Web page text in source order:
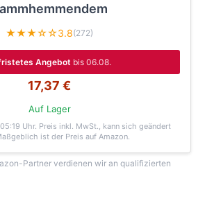
★★★☆☆3.8(272)
Angebot bis 06.08.
17,37 €
Auf Lager
Uhr. Preis inkl. MwSt., kann sich geändert
ist der Preis auf Amazon.
Partner verdienen wir an qualifizierten